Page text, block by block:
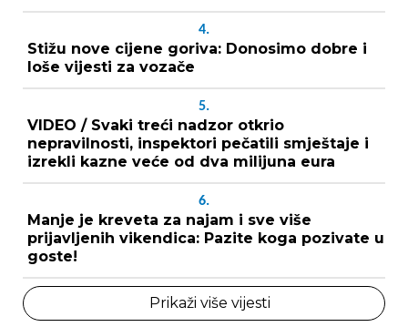
4.
Stižu nove cijene goriva: Donosimo dobre i
loše vijesti za vozače
5.
VIDEO / Svaki treći nadzor otkrio
nepravilnosti, inspektori pečatili smještaje i
izrekli kazne veće od dva milijuna eura
6.
Manje je kreveta za najam i sve više
prijavljenih vikendica: Pazite koga pozivate u
goste!
Prikaži više vijesti